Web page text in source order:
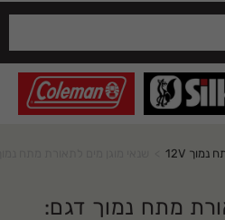
שנאי מוגן מים לתאורת מתח נמוך דגם: 400VAC
נמוך דגם: